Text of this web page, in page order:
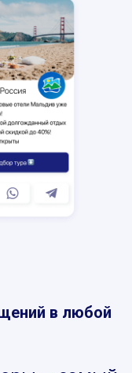
в любой